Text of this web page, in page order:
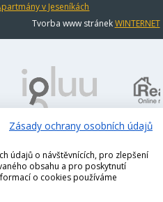
v Jeseníkách
Tvorba www stránekWINTERNET
Zásady ochrany osobních údajů
údajů o návštěvnících, pro zlepšení
obsahu a pro poskytnutí
o cookies používáme